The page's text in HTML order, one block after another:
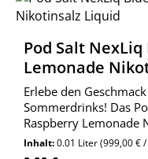
Pod Salt
Lemonade
Erlebe den
Sommerdrinks! Das
Raspberry Lemonade
saftige Süße von
spritzig-säuerlichen
Inhalt:0.01 Liter(999,00 €